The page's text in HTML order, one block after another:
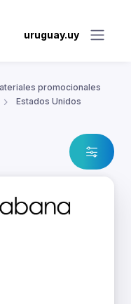
uruguay.uy
promocionales
Estados Unidos